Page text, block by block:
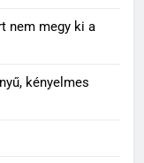
nem megy ki a
kényelmes